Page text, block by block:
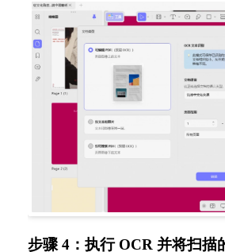
步骤 4：执行 OCR 并将扫描